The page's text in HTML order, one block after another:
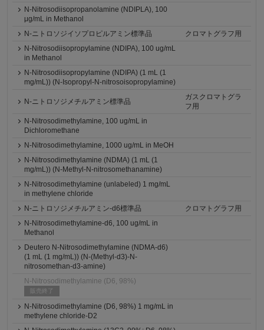
N-Nitrosodiisopropanolamine (NDIPLA), 100
μg/mL in Methanol
N-ニトロソジイソプロピルアミン標準品
クロマトグラフ用
N-Nitrosodiisopropylamine (NDIPA), 100 ug/mL
in Methanol
N-Nitrosodiisopropylamine (NDIPA) (1 mL (1
mg/mL)) (N-Isopropyl-N-nitrosoisopropylamine)
N-ニトロソジメチルアミン標準品
ガスクロマトグラ
フ用
N-Nitrosodimethylamine, 100 ug/mL in
Dichloromethane
N-Nitrosodimethylamine, 1000 ug/mL in MeOH
N-Nitrosodimethylamine (NDMA) (1 mL (1
mg/mL)) (N-Methyl-N-nitrosomethanamine)
N-Nitrosodimethylamine (unlabeled) 1 mg/mL
in methylene chloride
N-ニトロソジメチルアミン-d6標準品
クロマトグラフ用
N-Nitrosodimethylamine-d6, 100 ug/mL in
Methanol
Deutero N-Nitrosodimethylamine (NDMA-d6)
(1 mL (1 mg/mL)) (N-(Methyl-d3)-N-
nitrosomethan-d3-amine)
N-Nitrosodimethylamine (D6, 98%)
販売終了
N-Nitrosodimethylamine (D6, 98%) 1 mg/mL in
methylene chloride-D2